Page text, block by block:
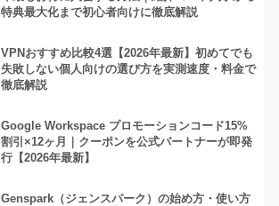
特典最大化まで初心者向けに徹底解説
VPNおすすめ比較4選【2026年最新】初めてでも
失敗しない個人向けの選び方を実測速度・料金で
徹底解説
Google Workspace プロモーションコード15%
割引×12ヶ月｜クーポンを公式パートナーが即発
行【2026年最新】
Genspark（ジェンスパーク）の始め方・使い方